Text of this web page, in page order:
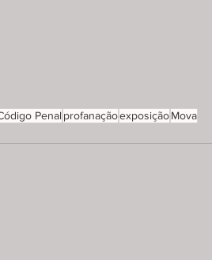
Penal profanaçãoexposiçãoMova